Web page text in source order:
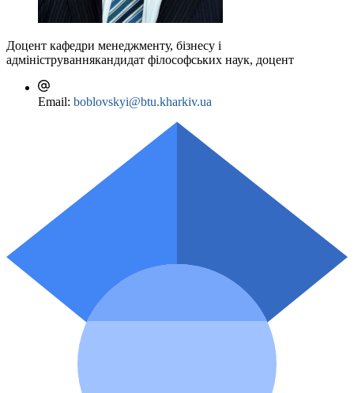
Доцент кафедри менеджменту, бізнесу і
адмініструваннякандидат філософських наук, доцент
Email: boblovskyi@btu.kharkiv.ua